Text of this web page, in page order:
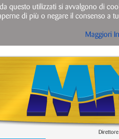
questo utilizzati si avvalgono di
di più o negare il consenso a
Maggiori